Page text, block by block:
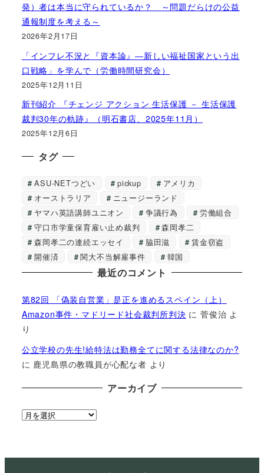
発）者は本当に守られているか？ ～問題だらけの公益
通報制度を考える～
2026年2月17日
「インフレ不況と『資本論』―新しい福祉国家という出
口戦略」を学んで（労働時間研究会）
2025年12月11日
新刊紹介 『チェンジ アクション 生活保護 － 生活保護
裁判30年の軌跡』（明石書店、2025年11月）
2025年12月6日
タグ
ASU-NETつどい pickup
アメリカ
オーストラリア
ニュージーランド
ヤマハ英語講師ユニオン
争議行為
労働組合
守口市学童保育雇い止め裁判
森岡孝二
森岡孝二の連続エッセイ
脇田滋
賃金窃盗
開催済
関大不当解雇事件 韓国
最近のコメント
第82回 「偽装自営業」是正を進めるスペイン（上）
Amazon事件・マドリード社会裁判所判決 に菅俊治 よ
り
公立学校の先生!給特法は勤務全てに関する法律なのか?
に 鹿児島県の教職員が心配な者 より
アーカイブ
ア
イ